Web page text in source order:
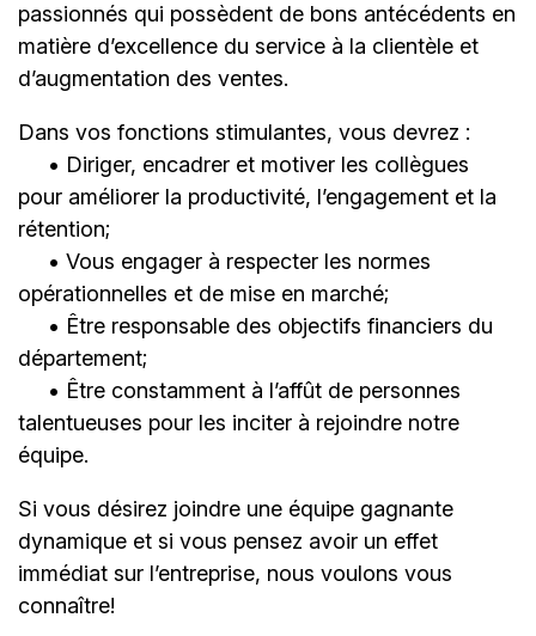
passionnés qui possèdent de bons antécédents en
matière d’excellence du service à la clientèle et
d’augmentation des ventes.
Dans vos fonctions stimulantes, vous devrez :
• Diriger, encadrer et motiver les collègues
pour améliorer la productivité, l’engagement et la
rétention;
• Vous engager à respecter les normes
opérationnelles et de mise en marché;
• Être responsable des objectifs financiers du
département;
• Être constamment à l’affût de personnes
talentueuses pour les inciter à rejoindre notre
équipe.
Si vous désirez joindre une équipe gagnante
dynamique et si vous pensez avoir un effet
immédiat sur l’entreprise, nous voulons vous
connaître!